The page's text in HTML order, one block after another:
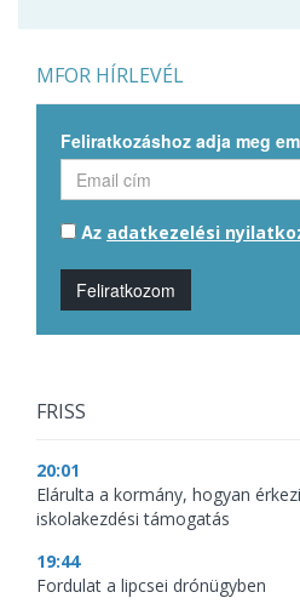
MFOR HÍRLEVÉL
Feliratkozáshoz adja meg
Az adatkezelési
Feliratkozom
FRISS
20:01
Elárulta a kormány, hogyan
iskolakezdési támogatás
19:44
Fordulat a lipcsei drónügyben